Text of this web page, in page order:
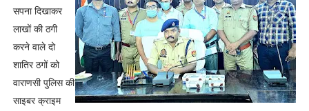
सपना दिखाकर
लाखों की ठगी
करने वाले दो
शातिर ठगों को
वाराणसी पुलिस की
साइबर क्राइम